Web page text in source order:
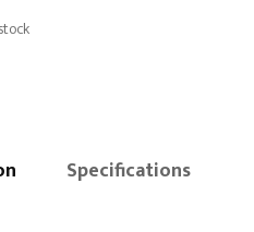
Specifications